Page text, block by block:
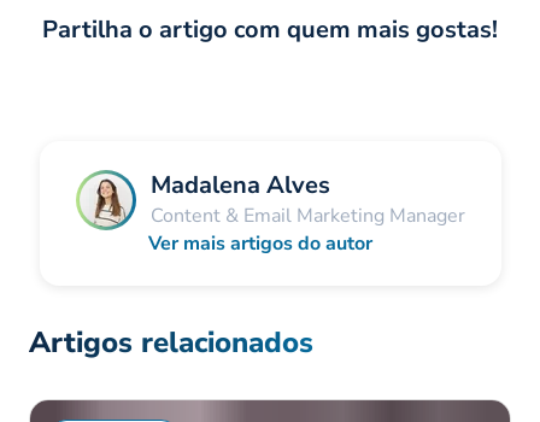
Partilha o artigo com quem mais gostas!
Madalena Alves
Content & Email Marketing Manager
Ver mais artigos do autor
Artigos relacionados